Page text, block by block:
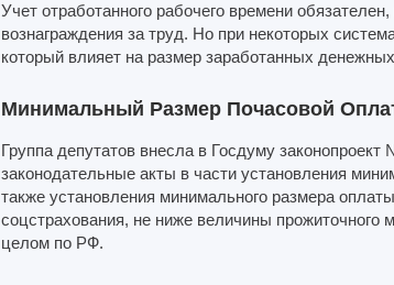
Учет отработанного рабочего времени
вознаграждения за труд. Но при некоторых
который влияет на размер заработанных
Минимальный Размер Почасовой
Группа депутатов внесла в Госдуму
законодательные акты в части установления
также установления минимального размера
соцстрахования, не ниже величины прожиточного
целом по РФ.